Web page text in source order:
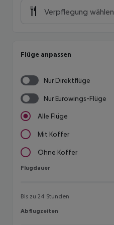
Verpflegung wählen
Flüge anpassen
Nur Direktflüge
Nur Eurowings-Flüge
Alle Flüge
Mit Koffer
Ohne Koffer
Flugdauer
Flugdauer
Bis zu 24 Stunden
Abflugzeiten
Abflugzeiten